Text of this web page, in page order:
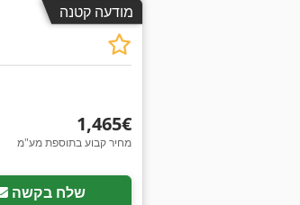
מודעה קטנה
‏1,465 ‏€
מחיר קבוע בתוספת מע"מ
שלח בקשה